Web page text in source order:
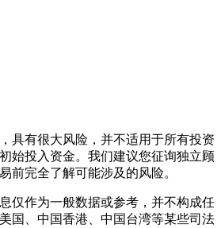
具有很大风险，并不适用于所有投资
始投入资金。我们建议您征询独立顾
前完全了解可能涉及的风险。
仅作为一般数据或参考，并不构成任
国、中国香港、中国台湾等某些司法